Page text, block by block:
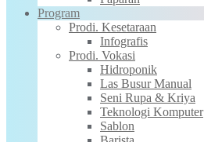
Program
Prodi. Kesetaraan
Infografis
Prodi. Vokasi
Hidroponik
Las Busur Manual
Seni Rupa & Kriya
Teknologi Komputer
Sablon